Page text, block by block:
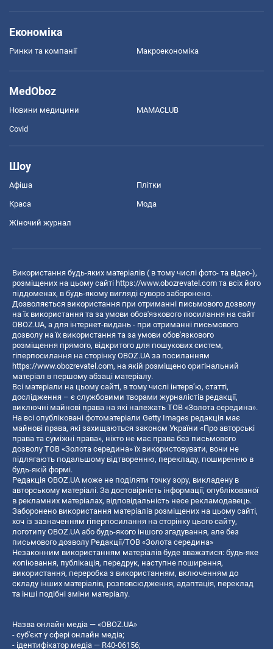
Економіка
Ринки та компанії Макроекономіка
MedOboz
Новини медицини MAMACLUB
Covid
Шоу
Афіша Плітки
Краса Мода
Жіночий журнал
Використання будь-яких матеріалів ( в тому числі фото- та відео-),
розміщених на цьому сайті https://www.obozrevatel.com та всіх його
піддоменах, в будь-якому вигляді суворо заборонено.
Дозволяється використання при отриманні письмового дозволу
на їх використання та за умови обов'язкового посилання на сайт
OBOZ.UA, а для інтернет-видань - при отриманні письмового
дозволу на їх використання та за умови обов'язкового
розміщення прямого, відкритого для пошукових систем,
гіперпосилання на сторінку OBOZ.UA за посиланням
https://www.obozrevatel.com, на якій розміщено оригінальний
матеріал в першому абзаці матеріалу.
Всі матеріали на цьому сайті, в тому числі інтерв’ю, статті,
дослідження – є службовими творами журналістів редакції,
виключні майнові права на які належать ТОВ «Золота середина».
На всі опубліковані фотоматеріали Getty Images редакція має
майнові права, які захищаються законом України «Про авторські
права та суміжні права», ніхто не має права без письмового
дозволу ТОВ «Золота середина» їх використовувати, вони не
підлягають подальшому відтворенню, перекладу, поширенню в
будь-якій формі.
Редакція OBOZ.UA може не поділяти точку зору, викладену в
авторському матеріалі. За достовірність інформації, опублікованої
в рекламних матеріалах, відповідальність несе рекламодавець.
Заборонено використання матеріалів розміщених на цьому сайті,
хоч із зазначенням гіперпосилання на сторінку цього сайту,
логотипу OBOZ.UA або будь-якого іншого згадування, але без
письмового дозволу Редакції/ТОВ «Золота середина»
Незаконним використанням матеріалів буде вважатися: будь-яке
копiювання, публiкацiя, передрук, наступне поширення,
використання, переробка з використанням, включенням до
складу інших матеріалів, розповсюдження, адаптація, переклад
та інші подібні зміни матеріалу.
Назва онлайн медіа — «OBOZ.UA»
- суб'єкт у сфері онлайн медіа;
- ідентифікатор медіа — R40-06156;